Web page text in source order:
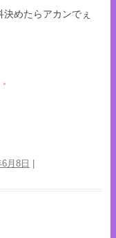
めたらアカンでぇ
月8日 |